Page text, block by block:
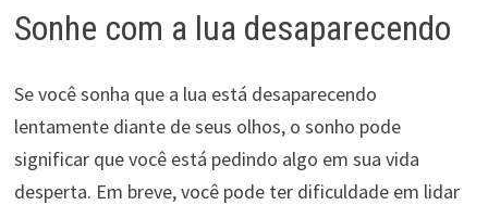
Sonhe com a lua desaparecendo
Se você sonha que a lua está desaparecendo
lentamente diante de seus olhos, o sonho pode
significar que você está pedindo algo em sua vida
desperta. Em breve, você pode ter dificuldade em lidar